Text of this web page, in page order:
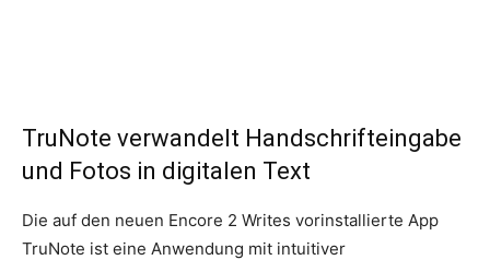
TruNote verwandelt Handschrifteingabe
und Fotos in digitalen Text
Die auf den neuen Encore 2 Writes vorinstallierte App
TruNote ist eine Anwendung mit intuitiver